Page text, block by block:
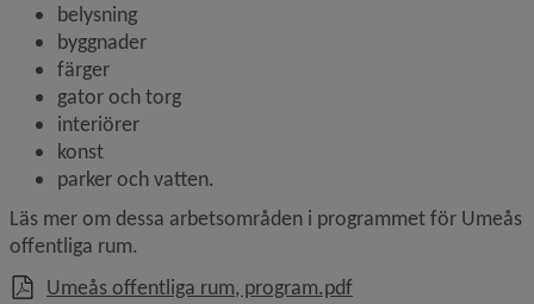
belysning
byggnader
färger
gator och torg
interiörer
konst
parker och vatten.
Läs mer om dessa arbetsområden i programmet för Umeås
offentliga rum.
Umeås offentliga rum, program.pdf, 3.7 MB, öppnas i